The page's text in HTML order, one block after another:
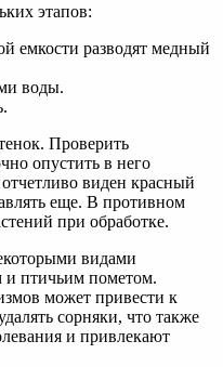
этапов:
емкости разводят медный
воды.
Проверить
опустить в него
виден красный
еще. В противном
при обработке.
видами
и птичьим пометом.
может привести к
сорняки, что также
и привлекают